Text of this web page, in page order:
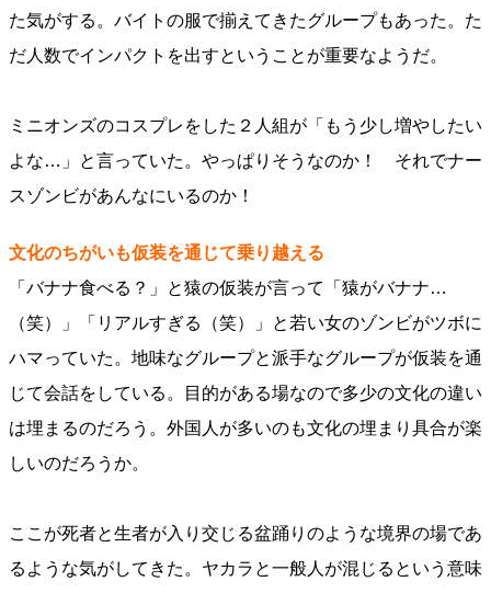
た気がする。バイトの服で揃えてきたグループもあった。た
だ人数でインパクトを出すということが重要なようだ。
ミニオンズのコスプレをした２人組が「もう少し増やしたい
よな…」と言っていた。やっぱりそうなのか！ それでナー
スゾンビがあんなにいるのか！
文化のちがいも仮装を通じて乗り越える
「バナナ食べる？」と猿の仮装が言って「猿がバナナ…
（笑）」「リアルすぎる（笑）」と若い女のゾンビがツボに
ハマっていた。地味なグループと派手なグループが仮装を通
じて会話をしている。目的がある場なので多少の文化の違い
は埋まるのだろう。外国人が多いのも文化の埋まり具合が楽
しいのだろうか。
ここが死者と生者が入り交じる盆踊りのような境界の場であ
るような気がしてきた。ヤカラと一般人が混じるという意味